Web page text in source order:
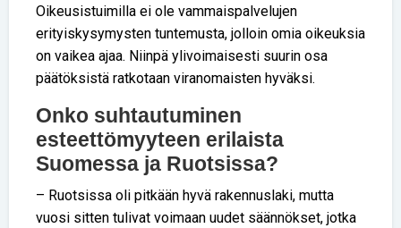
Oikeusistuimilla ei ole vammaispalvelujen
erityiskysymysten tuntemusta, jolloin omia oikeuksia
on vaikea ajaa. Niinpä ylivoimaisesti suurin osa
päätöksistä ratkotaan viranomaisten hyväksi.
Onko suhtautuminen
esteettömyyteen erilaista
Suomessa ja Ruotsissa?
– Ruotsissa oli pitkään hyvä rakennuslaki, mutta
vuosi sitten tulivat voimaan uudet säännökset, jotka